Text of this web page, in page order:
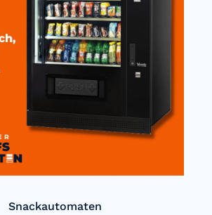
Snackautomaten